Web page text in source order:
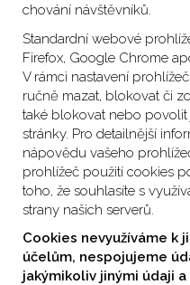
chování návštěvníků.
Standardní webové
Firefox, Google Chrome
V rámci nastavení
ručně mazat, blokovat či
také blokovat nebo
stránky. Pro detailnější
nápovědu vašeho
prohlížeč použití cookies
toho, že souhlasíte s
strany našich serverů.
Cookies nevyužíváme k
účelům, nespojujeme
jakýmikoliv jinými údaji